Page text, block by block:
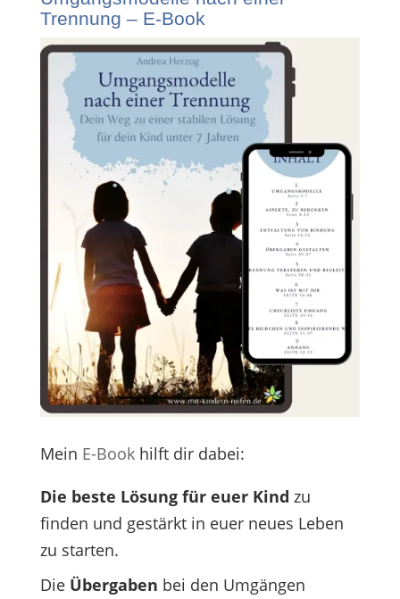
Trennung – E-Book
Mein E-Bookhilft dir dabei:
Die beste Lösung für euer Kind zu
finden und gestärkt in euer neues Leben
zu starten.
Die Übergaben bei den Umgängen